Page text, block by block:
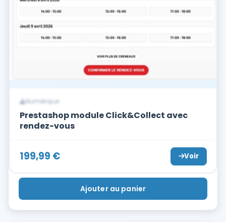
Numérique
Prestashop module Click&Collect avec
rendez-vous
199,99 € Voir
Ajouter au panier